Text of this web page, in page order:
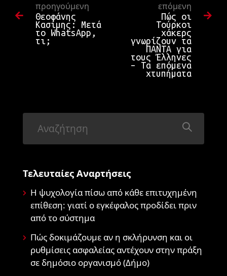
προηγούμενη
Θεοφάνης
Κασίμης: Μετά
το WhatsApp,
τι;
επόμενη
Πώς οι
Τούρκοι
χάκερς
γνωρίζουν τα
ΠΑΝΤΑ για
τους Έλληνες
– Τα επόμενα
χτυπήματα
Τελευταίες Αναρτήσεις
Η ψυχολογία πίσω από κάθε επιτυχημένη
επίθεση: γιατί ο εγκέφαλος προδίδει πριν
από το σύστημα
Πώς δοκιμάζουμε αν η σκλήρυνση και οι
ρυθμίσεις ασφαλείας αντέχουν στην πράξη
σε δημόσιο οργανισμό (Δήμο)